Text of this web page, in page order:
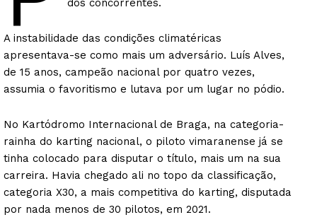
dos concorrentes.
A instabilidade das condições climatéricas
apresentava-se como mais um adversário. Luís Alves,
de 15 anos, campeão nacional por quatro vezes,
assumia o favoritismo e lutava por um lugar no pódio.
No Kartódromo Internacional de Braga, na categoria-
rainha do karting nacional, o piloto vimaranense já se
tinha colocado para disputar o título, mais um na sua
carreira. Havia chegado ali no topo da classificação,
categoria X30, a mais competitiva do karting, disputada
por nada menos de 30 pilotos, em 2021.